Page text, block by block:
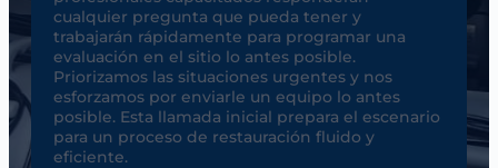
cualquier pregunta que pueda tener y
trabajarán rápidamente para programar una
evaluación en el sitio lo antes posible.
Priorizamos las situaciones urgentes y nos
esforzamos por enviarle un equipo lo antes
posible. Esta llamada inicial prepara el escenario
para un proceso de restauración fluido y
eficiente.